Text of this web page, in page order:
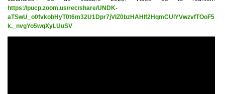
https://pucp.zoom.us/rec/share/UNDK-
aTSwU_o0fvkobHyT0t6m32U1Dpr7jVIZ0bzHAHIf2HqmCUlYVwzvfTOoF5
k._nvgYo5wqXyLUuSV